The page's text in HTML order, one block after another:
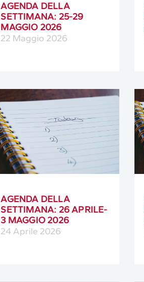
AGENDA DELLA
SETTIMANA: 25-29
MAGGIO 2026
22 Maggio 2026
AGENDA DELLA
SETTIMANA: 26 APRILE-
3 MAGGIO 2026
24 Aprile 2026